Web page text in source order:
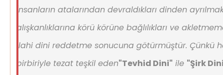
İnsanların atalarından devraldıkları dinden
alışkanlıklarına körü körüne bağlılıkları ve
ilahi dini reddetme sonucuna götürmüştür. Çünkü
birbiriyle tezat teşkil eden"Tevhid Dini" ile "Şirk